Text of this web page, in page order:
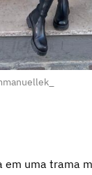
uma trama